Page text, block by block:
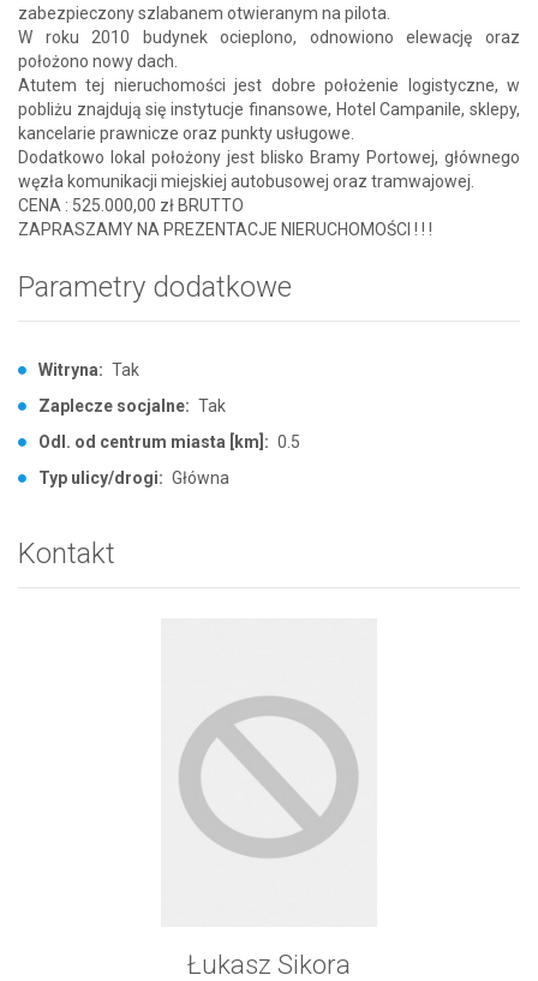
zabezpieczony szlabanem otwieranym na pilota.
W roku 2010 budynek ocieplono, odnowiono elewację oraz
położono nowy dach.
Atutem tej nieruchomości jest dobre położenie logistyczne, w
pobliżu znajdują się instytucje finansowe, Hotel Campanile, sklepy,
kancelarie prawnicze oraz punkty usługowe.
Dodatkowo lokal położony jest blisko Bramy Portowej, głównego
węzła komunikacji miejskiej autobusowej oraz tramwajowej.
CENA : 525.000,00 zł BRUTTO
ZAPRASZAMY NA PREZENTACJE NIERUCHOMOŚCI ! ! !
Parametry dodatkowe
Witryna: Tak
Zaplecze socjalne: Tak
Odl. od centrum miasta [km]: 0.5
Typ ulicy/drogi: Główna
Kontakt
Łukasz Sikora